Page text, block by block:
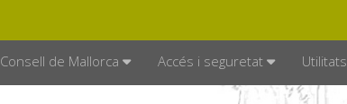
Consell de Mallorca Accés i seguretat Utilitats